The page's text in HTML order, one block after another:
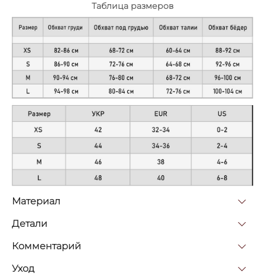
Таблица размеров
Материал
Детали
Комментарий
Уход